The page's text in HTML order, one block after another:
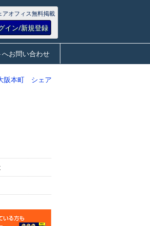
アオフィス無料掲載
イン/新規登録
へお問い合わせ
阪本町 シェア